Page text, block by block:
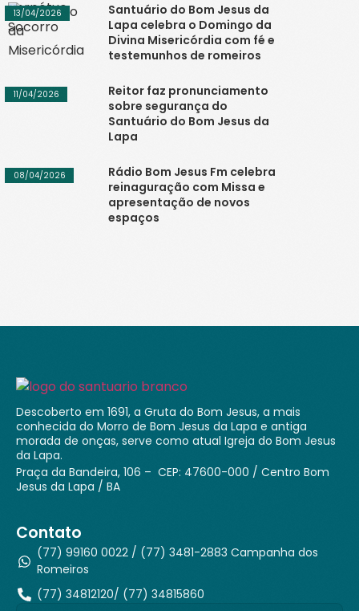
Santuário do Bom Jesus da
Lapa celebra o Domingo da
Divina Misericórdia com fé e
testemunhos de romeiros
13/04/2026
Reitor faz pronunciamento
sobre segurança do
Santuário do Bom Jesus da
Lapa
11/04/2026
Rádio Bom Jesus Fm celebra
reinaguração com Missa e
apresentação de novos
espaços
08/04/2026
Descoberto em 1691, a Gruta do Bom Jesus, a mais
conhecida do Morro de Bom Jesus da Lapa e antiga
morada de onças, serve como atual Igreja do Bom Jesus
da Lapa.
Praça da Bandeira, 106 – CEP: 47600-000 / Centro Bom
Jesus da Lapa / BA
Contato
(77) 99160 0022 / (77) 3481-2883 Campanha dos
Romeiros
(77) 34812120/ (77) 34815860